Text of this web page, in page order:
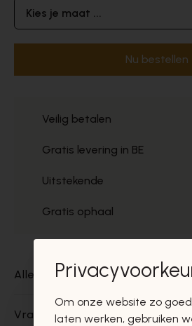
Kies je maat ...
Nu bestellen
Veilig betalen
Gratis levering in BE
Uitstekende
Gratis ophaal
Alles over dit product
Vragen over dit product?
Om onze website zo
laten werken, gebruiken